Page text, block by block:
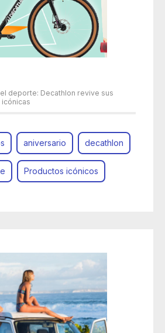
deporte: Decathlon revive sus
aniversario decathlon
Productos icónicos